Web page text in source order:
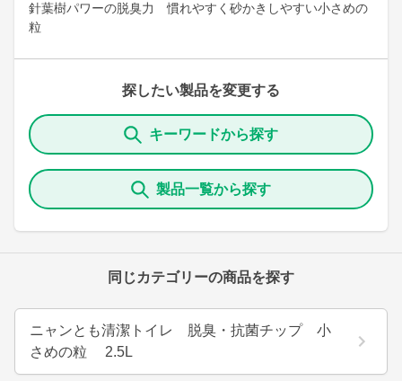
針葉樹パワーの脱臭力 慣れやすく砂かきしやすい小さめの
粒
探したい製品を変更する
キーワードから探す
製品一覧から探す
同じカテゴリーの商品を探す
ニャンとも清潔トイレ 脱臭・抗菌チップ 小
さめの粒 2.5L